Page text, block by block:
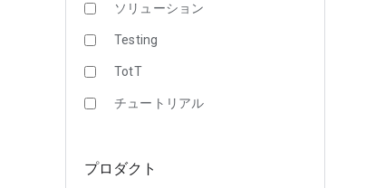
ソリューション
Testing
TotT
チュートリアル
プロダクト